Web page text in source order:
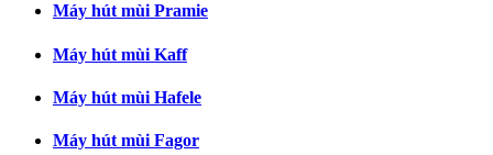
Máy hút mùi Pramie
Máy hút mùi Kaff
Máy hút mùi Hafele
Máy hút mùi Fagor